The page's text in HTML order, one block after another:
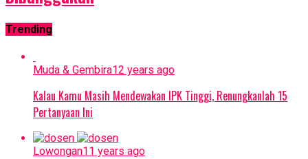
Trending
Muda & Gembira12 years ago
Kalau Kamu Masih Mendewakan IPK Tinggi, Renungkanlah 15
Pertanyaan Ini
Lowongan11 years ago